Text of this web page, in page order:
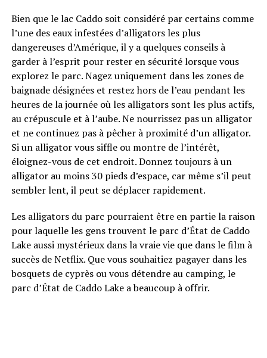
Bien que le lac Caddo soit considéré par certains comme
l’une des eaux infestées d’alligators les plus
dangereuses d’Amérique, il y a quelques conseils à
garder à l’esprit pour rester en sécurité lorsque vous
explorez le parc. Nagez uniquement dans les zones de
baignade désignées et restez hors de l’eau pendant les
heures de la journée où les alligators sont les plus actifs,
au crépuscule et à l’aube. Ne nourrissez pas un alligator
et ne continuez pas à pêcher à proximité d’un alligator.
Si un alligator vous siffle ou montre de l’intérêt,
éloignez-vous de cet endroit. Donnez toujours à un
alligator au moins 30 pieds d’espace, car même s’il peut
sembler lent, il peut se déplacer rapidement.
Les alligators du parc pourraient être en partie la raison
pour laquelle les gens trouvent le parc d’État de Caddo
Lake aussi mystérieux dans la vraie vie que dans le film à
succès de Netflix. Que vous souhaitiez pagayer dans les
bosquets de cyprès ou vous détendre au camping, le
parc d’État de Caddo Lake a beaucoup à offrir.